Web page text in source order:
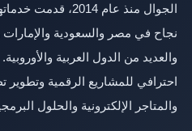
نجاح في مصر والسعودية
والعديد من الدول العربية
احترافي للمشاريع الرقمية وتطوير
والمتاجر الإلكترونية والحلول